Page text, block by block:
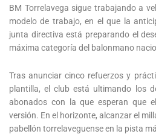
BM Torrelavega sigue trabajando a
modelo de trabajo, en el que la
junta directiva está preparando el
máxima categoría del balonmano
Tras anunciar cinco refuerzos y
plantilla, el club está ultimando los
abonados con la que esperan que
versión. En el horizonte, alcanzar el
pabellón torrelaveguense en la pista